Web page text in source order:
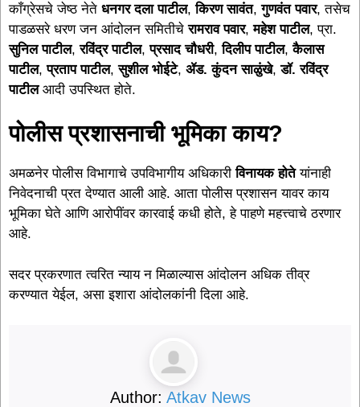
काँग्रेसचे जेष्ठ नेते धनगर दला पाटील,किरण सावंत,गुणवंत पवार, तसेच
पाडळसरे धरण जन आंदोलन समितीचेरामराव पवार,महेश पाटील, प्रा.
सुनिल पाटील,रविंद्र पाटील,प्रसाद चौधरी,दिलीप पाटील,कैलास
पाटील,प्रताप पाटील,सुशील भोईटे, ॲड. कुंदन साळुंखे,डॉ. रविंद्र
पाटीलआदी उपस्थित होते.
पोलीस प्रशासनाची भूमिका काय?
अमळनेर पोलीस विभागाचे उपविभागीय अधिकारीविनायक होतेयांनाही
निवेदनाची प्रत देण्यात आली आहे. आता पोलीस प्रशासन यावर काय
भूमिका घेते आणि आरोपींवर कारवाई कधी होते, हे पाहणे महत्त्वाचे ठरणार
आहे.
सदर प्रकरणात त्वरित न्याय न मिळाल्यास आंदोलन अधिक तीव्र
करण्यात येईल, असा इशारा आंदोलकांनी दिला आहे.
Author: Atkav News